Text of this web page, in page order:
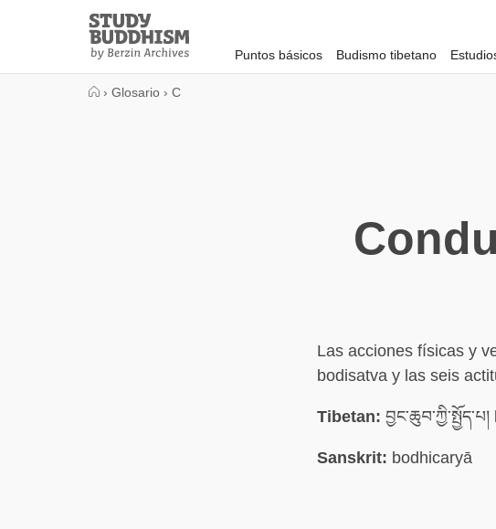
Study
Buddhism
Home
Puntos básicos Budismo tibetano
› Glosario › C
Las acciones físicas y
bodisatva y las seis
Tibetan:
Sanskrit: bodhicaryā